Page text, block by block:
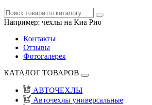
Например: чехлы на Киа Рио
Контакты
Отзывы
Фотогалерея
КАТАЛОГ ТОВАРОВ
АВТОЧЕХЛЫ
Авточехлы универсальные